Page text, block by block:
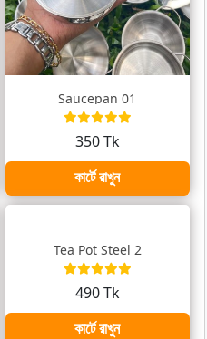
Saucepan 01
350 Tk
কার্টে রাখুন
Tea Pot Steel 2
490 Tk
কার্টে রাখুন